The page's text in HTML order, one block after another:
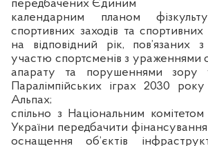
передбачених Єдиним
календарним планом
спортивних заходів та спортивних
на відповідний рік, пов’язаних
участю спортсменів з ураженнями
апарату та порушеннями
Паралімпійських іграх 2030
Альпах;
спільно з Національним комітетом
України передбачити
оснащення об’єктів